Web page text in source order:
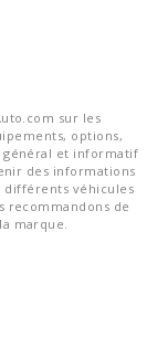
sur les
options,
général et informatif
des informations
différents véhicules
recommandons de
marque.